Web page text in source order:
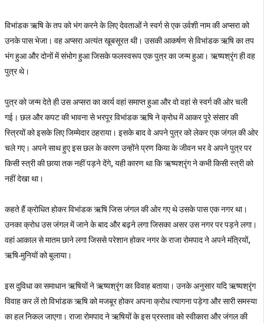
विभांडक ऋषि के तप को भंग करने के लिए देवताओं ने स्वर्ग से एक उर्वशी नाम की अप्सरा को
उनके पास भेजा। वह अप्सरा अत्यंत खूबसूरत थी। उसकी आकर्षण से विभांडक ऋषि का तप
भंग हुआ और दोनों में संभोग हुआ जिसके फलस्वरूप एक पुत्र का जन्म हुआ। ऋष्यश्रृंग ही वह
पुत्र थे।
पुत्र को जन्म देते ही उस अप्सरा का कार्य वहां समाप्त हुआ और वो वहां से स्वर्ग की ओर चली
गई। छल और कपट की भावना से भरपूर विभांडक ऋषि ने क्रोध में आकर पूरे संसार की
स्त्रियों को इसके लिए जिम्मेदार ठहराया। इसके बाद वे अपने पुत्र को लेकर एक जंगल की ओर
चले गए। अपने साथ हुए इस छल के कारण उन्होंने प्रण किया के जीवन भर वे अपने पुत्र पर
किसी स्त्री की छाया तक नहीं पड़ने देंगे, यही कारण था कि ऋष्यश्रृंग ने कभी किसी स्त्री को
नहीं देखा था।
कहते हैं क्रोधित होकर विभांडक ऋषि जिस जंगल की ओर गए थे उसके पास एक नगर था।
उनका क्रोध उस जंगल में जाने के बाद और बढ़ने लगा जिसका असर उस नगर पर पड़ने लगा।
वहां आकाल से मातम छाने लगा जिससे परेशान होकर नगर के राजा रोमपाद ने अपने मंत्रियों,
ऋषि-मुनियों को बुलाया।
इस दुविधा का समाधान ऋषियों ने ऋष्यश्रृंग का विवाह बताया। उनके अनुसार यदि ऋष्यश्रृंग
विवाह कर लें तो विभांडक ऋषि को मजबूर होकर अपना क्रोध त्यागना पड़ेगा और सारी समस्या
का हल निकल जाएगा। राजा रोमपाद ने ऋषियों के इस प्रस्ताव को स्वीकारा और जंगल की